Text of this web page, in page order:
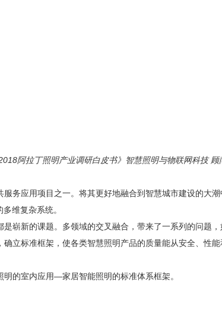
阿拉丁照明产业调研白皮书》智慧照明与物联网科技 顾
务应用项目之一。将其更好地融合到智慧城市建设的
维复杂系统。
崭新的课题。多领域的交叉融合，带来了一系列的问
立标准框架，使各类智慧照明产品的质量能从安全、
的室内应用—家居智能照明的标准体系框架。